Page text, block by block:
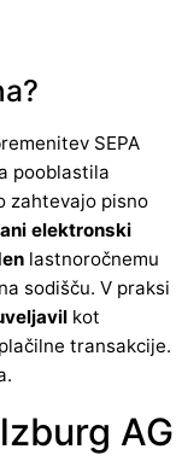
SEPA
pooblastila
zahtevajo pisno
elektronski
lastnoročnemu
sodišču. V praksi
kot
transakcije.
AG